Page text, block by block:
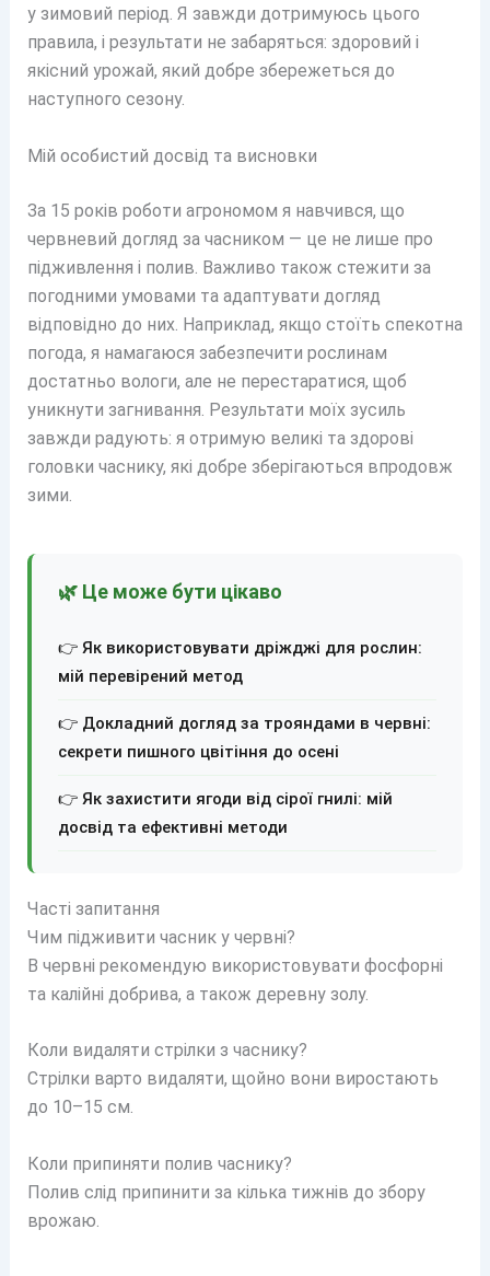
у зимовий період. Я завжди дотримуюсь цього
правила, і результати не забаряться: здоровий і
якісний урожай, який добре збережеться до
наступного сезону.
Мій особистий досвід та висновки
За 15 років роботи агрономом я навчився, що
червневий догляд за часником — це не лише про
підживлення і полив. Важливо також стежити за
погодними умовами та адаптувати догляд
відповідно до них. Наприклад, якщо стоїть спекотна
погода, я намагаюся забезпечити рослинам
достатньо вологи, але не перестаратися, щоб
уникнути загнивання. Результати моїх зусиль
завжди радують: я отримую великі та здорові
головки часнику, які добре зберігаються впродовж
зими.
🌿 Це може бути цікаво
👉 Як використовувати дріжджі для рослин:
мій перевірений метод
👉 Докладний догляд за трояндами в червні:
секрети пишного цвітіння до осені
👉 Як захистити ягоди від сірої гнилі: мій
досвід та ефективні методи
Часті запитання
Чим підживити часник у червні?
В червні рекомендую використовувати фосфорні
та калійні добрива, а також деревну золу.
Коли видаляти стрілки з часнику?
Стрілки варто видаляти, щойно вони виростають
до 10–15 см.
Коли припиняти полив часнику?
Полив слід припинити за кілька тижнів до збору
врожаю.